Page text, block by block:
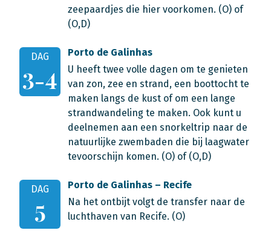
zeepaardjes die hier voorkomen. (O) of
(O,D)
DAG
3-4
Porto de Galinhas
U heeft twee volle dagen om te genieten
van zon, zee en strand, een boottocht te
maken langs de kust of om een lange
strandwandeling te maken. Ook kunt u
deelnemen aan een snorkeltrip naar de
natuurlijke zwembaden die bij laagwater
tevoorschijn komen. (O) of (O,D)
DAG
5
Porto de Galinhas – Recife
Na het ontbijt volgt de transfer naar de
luchthaven van Recife. (O)